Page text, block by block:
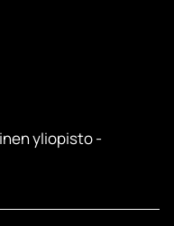
yliopisto -